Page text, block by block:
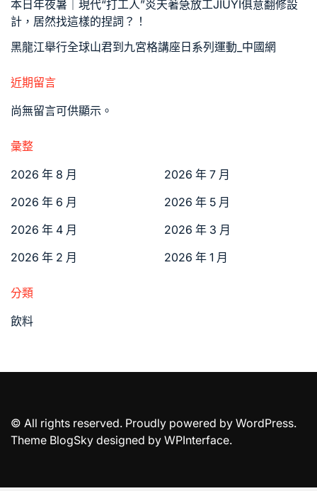
本日年夜暑｜現代“打工人”炎天著急放工JIUYI俱意翻修設
計，居然找這樣的捏詞？！
黑龍江舉行全球山君到九宮格講座日系列運動_中國網
近期留言
尚無留言可供顯示。
彙整
2026 年 8 月
2026 年 7 月
2026 年 6 月
2026 年 5 月
2026 年 4 月
2026 年 3 月
2026 年 2 月
2026 年 1 月
分類
飲料
© All rights reserved. Proudly powered by WordPress.
Theme BlogSky designed by WPInterface.